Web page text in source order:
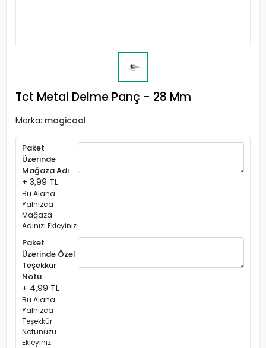
Tct Metal Delme Panç - 28 Mm
Marka: magicool
Paket
Üzerinde
Mağaza Adı
+ 3,99 TL
Bu Alana
Yalnızca
Mağaza
Adınızı Ekleyiniz
Paket
Üzerinde Özel
Teşekkür
Notu
+ 4,99 TL
Bu Alana
Yalnızca
Teşekkür
Notunuzu
Ekleyiniz